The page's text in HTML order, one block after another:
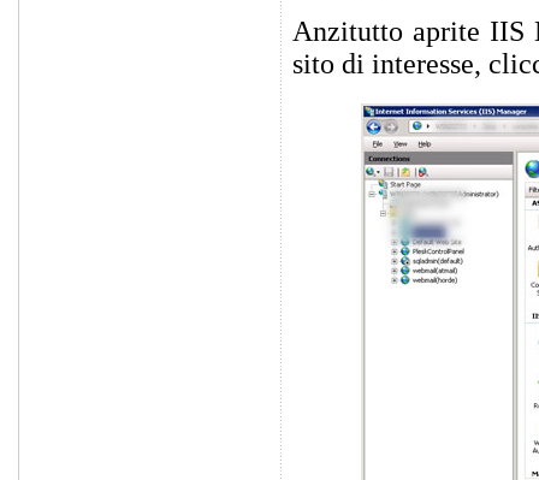
Anzitutto aprite IIS
sito di interesse,